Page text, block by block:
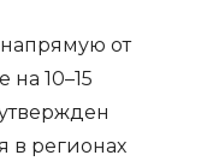
напрямую от
10–15
в регионах